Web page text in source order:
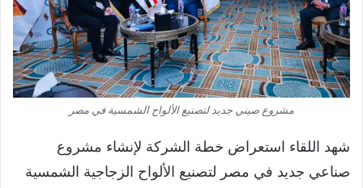
مشروع صيني جديد لتصنيع الألواح الشمسية في مصر
شهد اللقاء استعراض خطة الشركة لإنشاء مشروع
صناعي جديد في مصر لتصنيع الألواح الزجاجية الشمسية